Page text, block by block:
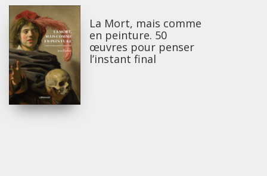
La Mort, mais comme
en peinture. 50
œuvres pour penser
l’instant final